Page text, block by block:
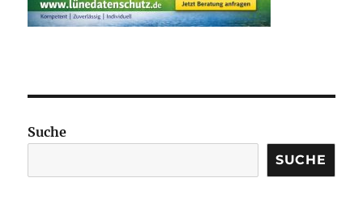
Suche
SUCHE